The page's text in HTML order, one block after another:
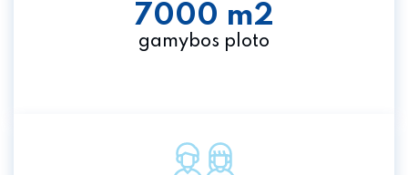
7000 m2
gamybos ploto